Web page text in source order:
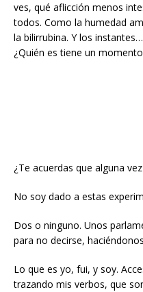
ves, qué aflicción menos
todos. Como la humedad
la bilirrubina. Y los
¿Quién es tiene un
¿Te acuerdas que alguna
No soy dado a estas
Dos o ninguno. Unos
para no decirse,
Lo que es yo, fui, y soy.
trazando mis verbos, que